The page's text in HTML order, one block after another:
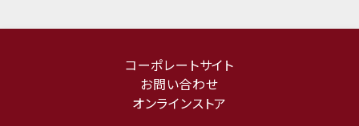
コーポレートサイト
お問い合わせ
オンラインストア